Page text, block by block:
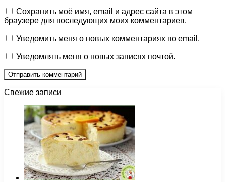
Сохранить моё имя, email и адрес сайта в этом
браузере для последующих моих комментариев.
Уведомить меня о новых комментариях по email.
Уведомлять меня о новых записях почтой.
Свежие записи